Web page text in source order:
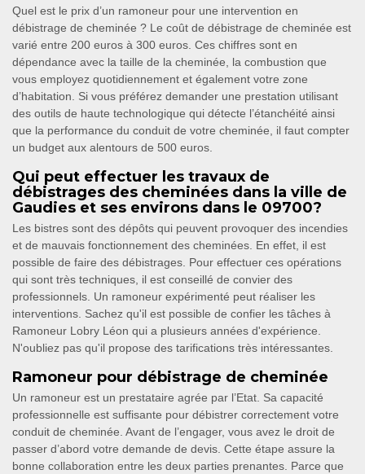
Quel est le prix d’un ramoneur pour une intervention en
débistrage de cheminée ? Le coût de débistrage de cheminée est
varié entre 200 euros à 300 euros. Ces chiffres sont en
dépendance avec la taille de la cheminée, la combustion que
vous employez quotidiennement et également votre zone
d’habitation. Si vous préférez demander une prestation utilisant
des outils de haute technologique qui détecte l’étanchéité ainsi
que la performance du conduit de votre cheminée, il faut compter
un budget aux alentours de 500 euros.
Qui peut effectuer les travaux de
débistrages des cheminées dans la ville de
Gaudies et ses environs dans le 09700?
Les bistres sont des dépôts qui peuvent provoquer des incendies
et de mauvais fonctionnement des cheminées. En effet, il est
possible de faire des débistrages. Pour effectuer ces opérations
qui sont très techniques, il est conseillé de convier des
professionnels. Un ramoneur expérimenté peut réaliser les
interventions. Sachez qu'il est possible de confier les tâches à
Ramoneur Lobry Léon qui a plusieurs années d'expérience.
N'oubliez pas qu'il propose des tarifications très intéressantes.
Ramoneur pour débistrage de cheminée
Un ramoneur est un prestataire agrée par l’Etat. Sa capacité
professionnelle est suffisante pour débistrer correctement votre
conduit de cheminée. Avant de l’engager, vous avez le droit de
passer d’abord votre demande de devis. Cette étape assure la
bonne collaboration entre les deux parties prenantes. Parce que